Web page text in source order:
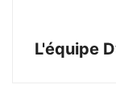
L'équipe